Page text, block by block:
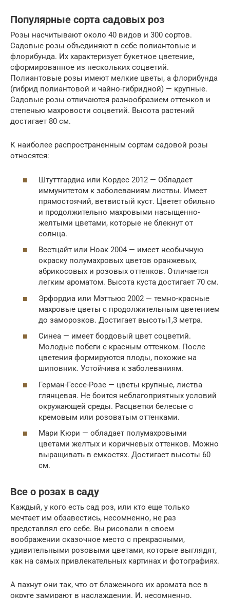
Популярные сорта садовых роз
Розы насчитывают около 40 видов и 300 сортов.
Садовые розы объединяют в себе полиантовые и
флорибунда. Их характеризует букетное цветение,
сформированное из нескольких соцветий.
Полиантовые розы имеют мелкие цветы, а флорибунда
(гибрид полиантовой и чайно-гибридной) — крупные.
Садовые розы отличаются разнообразием оттенков и
степенью махровости соцветий. Высота растений
достигает 80 см.
К наиболее распространенным сортам садовой розы
относятся:
Штуттгардиа или Кордес 2012 — Обладает
иммунитетом к заболеваниям листвы. Имеет
прямостоячий, ветвистый куст. Цветет обильно
и продолжительно махровыми насыщенно-
желтыми цветами, которые не блекнут от
солнца.
Вестцайт или Ноак 2004 — имеет необычную
окраску полумахровых цветов оранжевых,
абрикосовых и розовых оттенков. Отличается
легким ароматом. Высота куста достигает 70 см.
Эрфордиа или Мэттьюс 2002 — темно-красные
махровые цветы с продолжительным цветением
до заморозков. Достигает высоты1,3 метра.
Синеа — имеет бордовый цвет соцветий.
Молодые побеги с красным оттенком. После
цветения формируются плоды, похожие на
шиповник. Устойчива к заболеваниям.
Герман-Гессе-Розе — цветы крупные, листва
глянцевая. Не боится неблагоприятных условий
окружающей среды. Расцветки белесые с
кремовым или розоватым оттенками.
Мари Кюри — обладает полумахровыми
цветами желтых и коричневых оттенков. Можно
выращивать в емкостях. Достигает высоты 60
см.
Все о розах в саду
Каждый, у кого есть сад роз, или кто еще только
мечтает им обзавестись, несомненно, не раз
представлял его себе. Вы рисовали в своем
воображении сказочное место с прекрасными,
удивительными розовыми цветами, которые выглядят,
как на самых привлекательных картинах и фотографиях.
А пахнут они так, что от блаженного их аромата все в
округе замирают в наслаждении. И, несомненно,